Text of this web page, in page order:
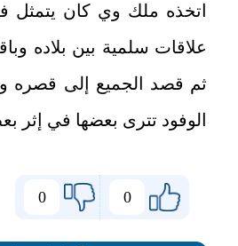
اتخذه ملك وي كان يتمثل
علاقات سلمية بين بلاده
ثم قصد الجميع إلى قصره
الوفود تترى بعضها في إثر
0
0